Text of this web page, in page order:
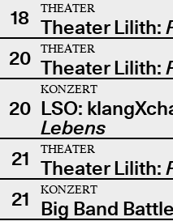
18
THEATER
Theater Lilith:
20
THEATER
Theater Lilith:
20
KONZERT
LSO:
Lebens
21
THEATER
Theater Lilith:
21
KONZERT
Big Band